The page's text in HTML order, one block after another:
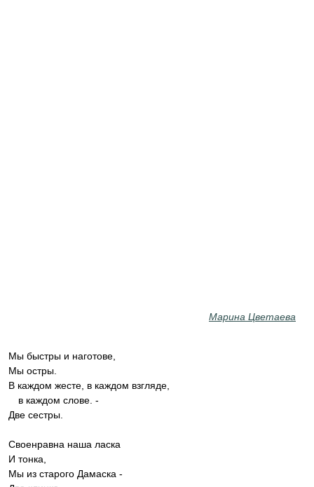
Марина Цветаева
Мы быстры и наготове,
Мы остры.
В каждом жесте, в каждом взгляде,
в каждом слове. -
Две сестры.
Своенравна наша ласка
И тонка,
Мы из старого Дамаска -